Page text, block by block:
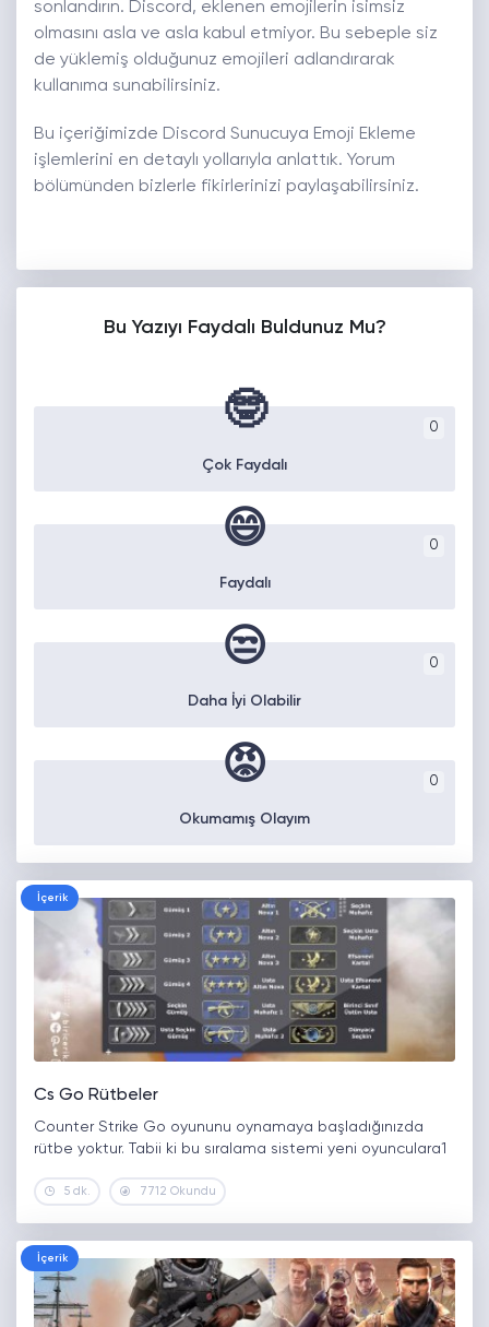
sonlandırın. Discord, eklenen emojilerin isimsiz
olmasını asla ve asla kabul etmiyor. Bu sebeple siz
de yüklemiş olduğunuz emojileri adlandırarak
kullanıma sunabilirsiniz.
Bu içeriğimizde Discord Sunucuya Emoji Ekleme
işlemlerini en detaylı yollarıyla anlattık. Yorum
bölümünden bizlerle fikirlerinizi paylaşabilirsiniz.
Bu Yazıyı Faydalı Buldunuz Mu?
0
🤓
Çok Faydalı
0
😄
Faydalı
0
😒
Daha İyi Olabilir
0
😡
Okumamış Olayım
İçerik
Cs Go Rütbeler
Counter Strike Go oyununu oynamaya başladığınızda
rütbe yoktur. Tabii ki bu sıralama sistemi yeni oyunculara1
5 dk. 7712 Okundu
İçerik